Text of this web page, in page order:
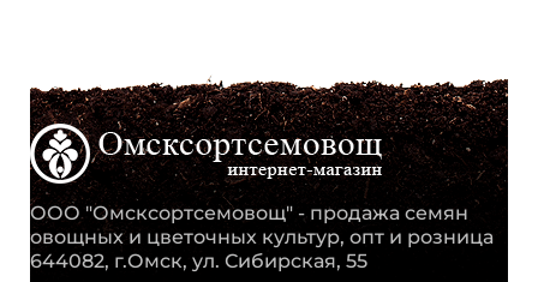
ООО "Омсксортсемовощ" - продажа семян
овощных и цветочных культур, опт и розница
644082, г.Омск, ул. Сибирская, 55